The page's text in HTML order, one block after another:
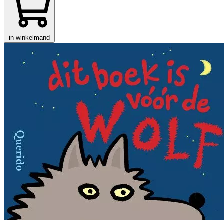
in winkelmand